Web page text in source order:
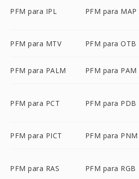
PFM para IPL PFM para MAP
PFM para MTV PFM para OTB
PFM para PALM PFM para PAM
PFM para PCT PFM para PDB
PFM para PICT PFM para PNM
PFM para RAS PFM para RGB